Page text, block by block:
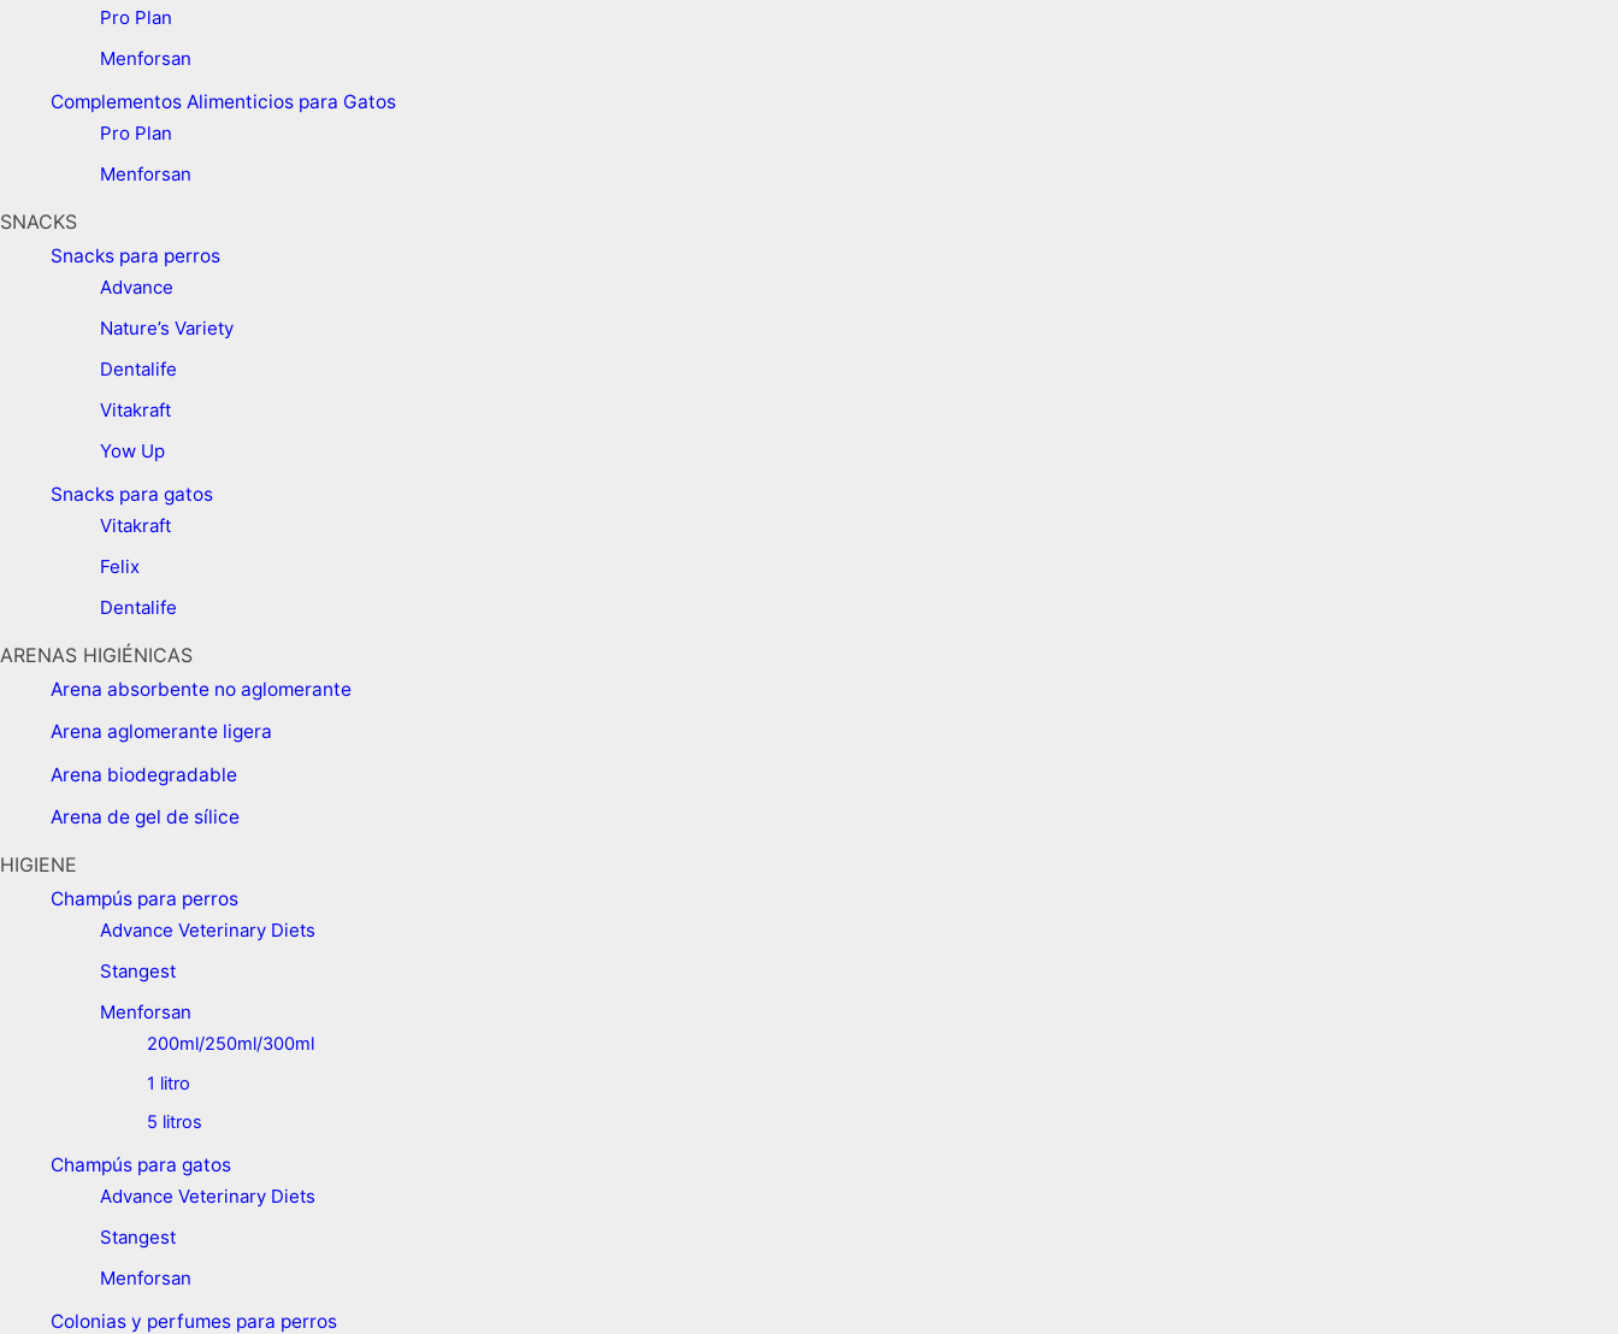
Pro Plan
Menforsan
Complementos Alimenticios para Gatos
Pro Plan
Menforsan
SNACKS
Snacks para perros
Advance
Nature’s Variety
Dentalife
Vitakraft
Yow Up
Snacks para gatos
Vitakraft
Felix
Dentalife
ARENAS HIGIÉNICAS
Arena absorbente no aglomerante
Arena aglomerante ligera
Arena biodegradable
Arena de gel de sílice
HIGIENE
Champús para perros
Advance Veterinary Diets
Stangest
Menforsan
200ml/250ml/300ml
1 litro
5 litros
Champús para gatos
Advance Veterinary Diets
Stangest
Menforsan
Colonias y perfumes para perros